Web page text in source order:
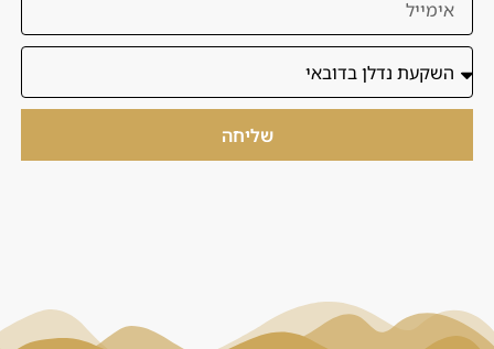
האם יש סיכון יזם, סיכון מסירה, סיכון נזילות
הטעויות הנפוצות הן רכישה לפי תמונה, הסתמכות על
שליחה